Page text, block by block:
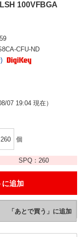
100VFBGA
CFU-ND
07 19:04 現在）
個
SPQ： 260